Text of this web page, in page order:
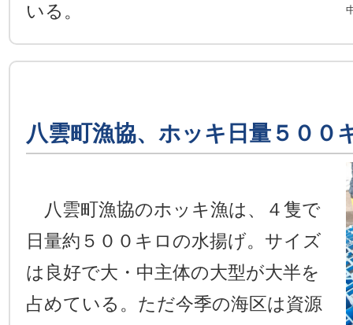
いる。
八雲町漁協、ホッキ日量５００
八雲町漁協のホッキ漁は、４隻で
日量約５００キロの水揚げ。サイズ
は良好で大・中主体の大型が大半を
占めている。ただ今季の海区は資源